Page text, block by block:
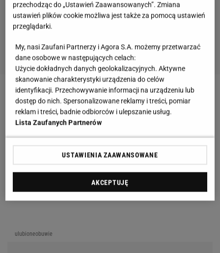
ulubioneobuwie
przechodząc do „Ustawień Zaawansowanych”. Zmiana
ustawień plików cookie możliwa jest także za pomocą ustawień
przeglądarki.
My, nasi Zaufani Partnerzy i Agora S.A. możemy przetwarzać
dane osobowe w następujących celach:
Użycie dokładnych danych geolokalizacyjnych. Aktywne
skanowanie charakterystyki urządzenia do celów
identyfikacji. Przechowywanie informacji na urządzeniu lub
dostęp do nich. Spersonalizowane reklamy i treści, pomiar
reklam i treści, badnie odbiorców i ulepszanie usług.
Lista Zaufanych Partnerów
USTAWIENIA ZAAWANSOWANE
AKCEPTUJĘ